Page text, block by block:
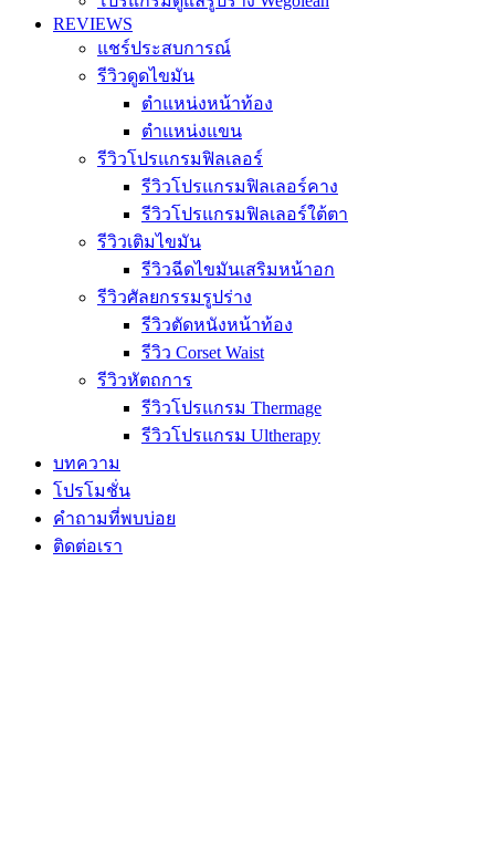
REVIEWS
แชร์ประสบการณ์
รีวิวดูดไขมัน
ตำแหน่งหน้าท้อง
ตำแหน่งแขน
รีวิวโปรแกรมฟิลเลอร์
รีวิวโปรแกรมฟิลเลอร์คาง
รีวิวโปรแกรมฟิลเลอร์ใต้ตา
รีวิวเติมไขมัน
รีวิวฉีดไขมันเสริมหน้าอก
รีวิวศัลยกรรมรูปร่าง
รีวิวตัดหนังหน้าท้อง
รีวิว Corset Waist
รีวิวหัตถการ
รีวิวโปรแกรม Thermage
รีวิวโปรแกรม Ultherapy
บทความ
โปรโมชั่น
คำถามที่พบบ่อย
ติดต่อเรา